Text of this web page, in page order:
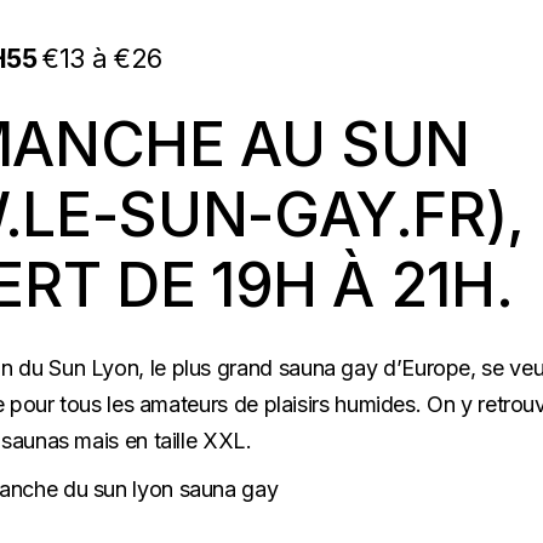
€13 à €26
AU SUN
SUN-GAY.FR),
DE 19H À 21H.
du Sun Lyon, le plus grand sauna gay d’Europe, se
tous les amateurs de plaisirs humides. On y
mais en taille XXL.